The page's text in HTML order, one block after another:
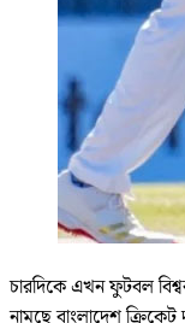
চারদিকে এখন ফুটবল